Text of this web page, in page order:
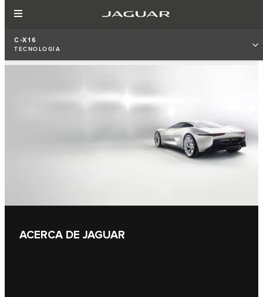
C-X16
TECNOLOGÍA
ACERCA DE JAGUAR